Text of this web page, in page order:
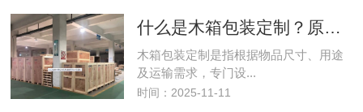
什么是木箱包装定制？原来它这么重要
木箱包装定制是指根据物品尺寸、用途
及运输需求，专门设...
时间：2025-11-11